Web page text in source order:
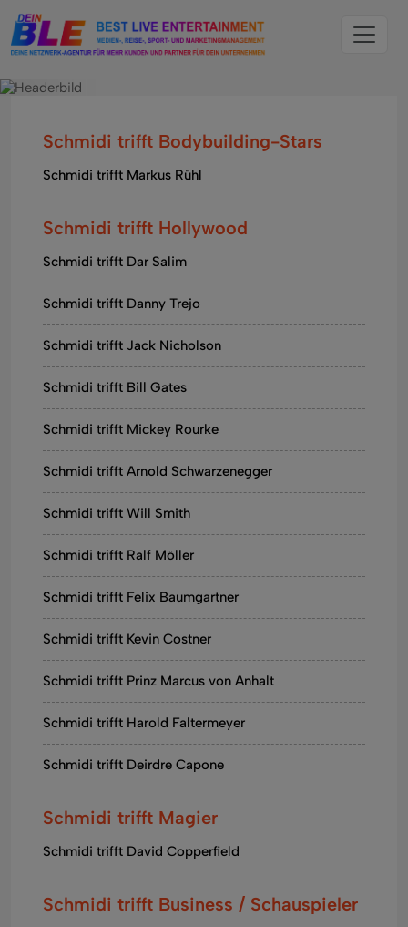
Schmidi trifft Bodybuilding-Stars
Schmidi trifft Markus Rühl
Schmidi trifft Hollywood
Schmidi trifft Dar Salim
Schmidi trifft Danny Trejo
Schmidi trifft Jack Nicholson
Schmidi trifft Bill Gates
Schmidi trifft Mickey Rourke
Schmidi trifft Arnold Schwarzenegger
Schmidi trifft Will Smith
Schmidi trifft Ralf Möller
Schmidi trifft Felix Baumgartner
Schmidi trifft Kevin Costner
Schmidi trifft Prinz Marcus von Anhalt
Schmidi trifft Harold Faltermeyer
Schmidi trifft Deirdre Capone
Schmidi trifft Magier
Schmidi trifft David Copperfield
Schmidi trifft Business / Schauspieler